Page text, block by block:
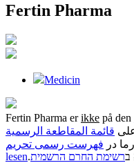
Fertin Pharma
Medicin
Fertin Pharma erikke på den
در
lesen. ב